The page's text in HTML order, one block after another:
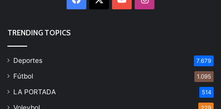
TRENDING TOPICS
Deportes 7.679
Fútbol 1.095
LA PORTADA 514